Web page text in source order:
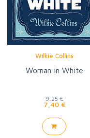
Wilkie Collins
Woman in White
9,25 €
7,40 €